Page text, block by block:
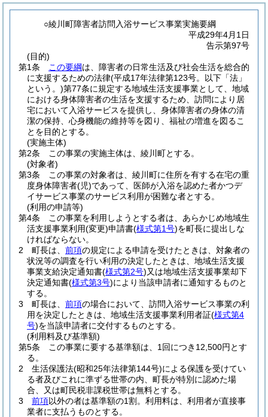
○綾川町障害者訪問入浴サービス事業実施要綱
平成29年4月1日
告示第97号
(目的)
第1条
この要綱は、障害者の日常生活及び社会生活を総合的
に支援するための法律(平成17年法律第123号。以下「法」
という。)第77条に規定する地域生活支援事業として、地域
における身体障害者の生活を支援するため、訪問により居
宅において入浴サービスを提供し、身体障害者の身体の清
潔の保持、心身機能の維持等を図り、福祉の増進を図るこ
とを目的とする。
(実施主体)
第2条
この事業の実施主体は、綾川町とする。
(対象者)
第3条
この事業の対象者は、綾川町に住所を有する在宅の重
度身体障害者(児)であって、医師が入浴を認めた者かつデ
イサービス事業のサービス利用が困難な者とする。
(利用の申請等)
第4条
この事業を利用しようとする者は、あらかじめ地域生
活支援事業利用(変更)申請書(様式第1号)を町長に提出しな
ければならない。
2
町長は、 前項の規定による申請を受けたときは、対象者の
状況等の調査を行い利用の決定したときは、地域生活支援
事業支給決定通知書(様式第2号)又は地域生活支援事業却下
決定通知書(様式第3号)により当該申請者に通知するものと
する。
3
町長は、 前項の場合において、訪問入浴サービス事業の利
用を決定したときは、地域生活支援事業利用者証(様式第4
号)を当該申請者に交付するものとする。
(利用料及び基準額)
第5条
この事業に要する基準額は、1回につき12,500円とす
る。
2
生活保護法(昭和25年法律第144号)による保護を受けてい
る者及びこれに準ずる世帯の内、町長が特別に認めた場
合、又は町民税非課税世帯は無料とする。
3
前項以外の者は基準額の1割。 利用料は、利用者が直接事
業者に支払うものとする。